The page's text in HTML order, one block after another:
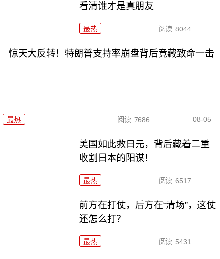
看清谁才是真朋友
最热 阅读 8044
惊天大反转！特朗普支持率崩盘背后竟藏致命一击
最热 阅读 7686 08-05
美国如此救日元，背后藏着三重
收割日本的阳谋！
最热 阅读 6517
前方在打仗，后方在“清场”，这仗
还怎么打？
最热 阅读 5431